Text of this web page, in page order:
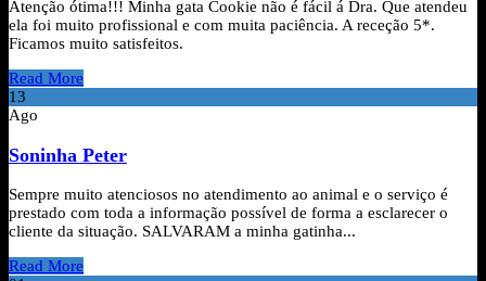
Atenção ótima!!! Minha gata Cookie não é fácil á Dra. Que atendeu
ela foi muito profissional e com muita paciência. A receção 5*.
Ficamos muito satisfeitos.
Read More
13
Ago
Soninha Peter
Sempre muito atenciosos no atendimento ao animal e o serviço é
prestado com toda a informação possível de forma a esclarecer o
cliente da situação. SALVARAM a minha gatinha...
Read More